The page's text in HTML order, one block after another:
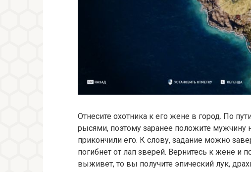
Отнесите охотника к его жене в город. По
рысями, поэтому заранее положите мужчину
прикончили его. К слову, задание можно
погибнет от лап зверей. Вернитесь к жене и
выживет, то вы получите эпический лук,